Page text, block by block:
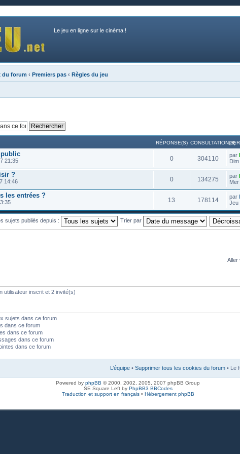
Le jeu en ligne sur le cinéma !
du forum ‹ Premiers pas ‹ Règles du jeu
RÉPONSE(S) CONSULTATION(S)
21:35 0 304110 par
?
14:46 0 134275 par
les entrées ?
13 178114 par
Jeu
sujets publiés depuis : Trier par
Aller
utilisateur inscrit et 2 invité(s)
sujets dans ce forum
dans ce forum
dans ce forum
dans ce forum
dans ce forum
L’équipe • Supprimer tous les cookies du forum • Le
Powered by phpBB © 2000, 2002, 2005, 2007 phpBB Group
SE Square Left by PhpBB3 BBCodes
Traduction et support en français• Hébergement phpBB